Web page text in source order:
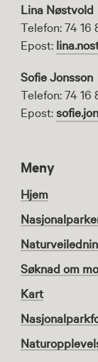
Lina Nøstvold
Telefon: 74 16
Epost:
Sofie Jonsson
Telefon: 74 16
Epost:
Meny
Hjem
Søknad om
Kart